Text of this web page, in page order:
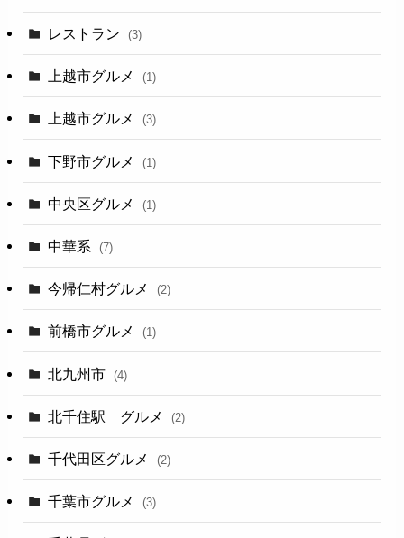
レストラン (3)
上越市グルメ (1)
上越市グルメ (3)
下野市グルメ (1)
中央区グルメ (1)
中華系 (7)
今帰仁村グルメ (2)
前橋市グルメ (1)
北九州市 (4)
北千住駅 グルメ (2)
千代田区グルメ (2)
千葉市グルメ (3)